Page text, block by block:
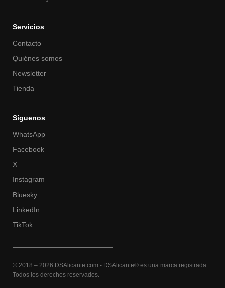
Servicios
Contacto
Quiénes somos
Newsletter
Tienda
Síguenos
WhatsApp
Facebook
X
Instagram
Bluesky
LinkedIn
TikTok
© 2018 – 2026 DSAlicante.com - DSAlicante® es una marca registrada.
Todos los derechos reservados.